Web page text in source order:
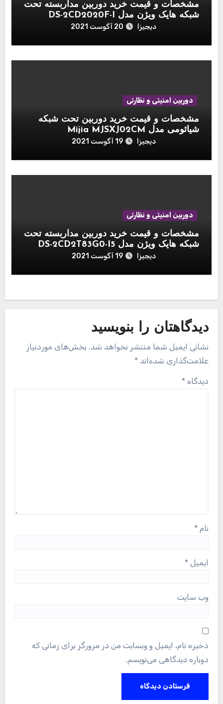
مشخصات و قیمت خرید دوربین مداربسته تحت
شبکه هایک ویژن مدل DS-2CD2020F-I
دیجیزا 20 آگوست 2021
دوربین امنیتی و نظارتی
مشخصات و قیمت خرید دوربین تحت شبکه
شیائومی مدل Mijia MJSXJ02CM
دیجیزا 19 آگوست 2021
دوربین امنیتی و نظارتی
مشخصات و قیمت خرید دوربین مداربسته تحت
شبکه هایک ویژن مدل DS-2CD2T83G0-I5
دیجیزا 19 آگوست 2021
دیدگاهتان را بنویسید
نشانی ایمیل شما منتشر نخواهد شد. بخش‌های موردنیاز
علامت‌گذاری شده‌اند *
دیدگاه *
نام *
ایمیل *
وب‌ سایت
ذخیره نام، ایمیل و وبسایت من در مرورگر برای زمانی که
دوباره دیدگاهی می‌نویسم.